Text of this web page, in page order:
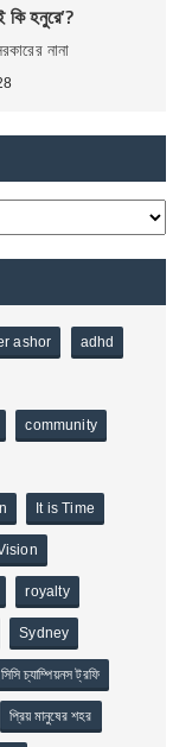
কি হনুরে’?
নানা
ashor adhd
community
It is Time
royalty
Sydney
চ্যাম্পিয়নস ট্রফি
প্রিয় মানুষের শহর